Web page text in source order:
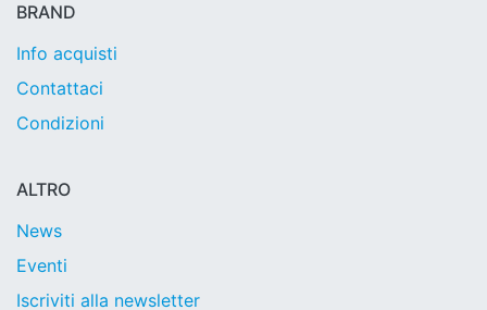
BRAND
Info acquisti
Contattaci
Condizioni
ALTRO
News
Eventi
Iscriviti alla newsletter